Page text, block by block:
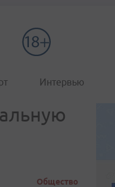
Интервью
Общество